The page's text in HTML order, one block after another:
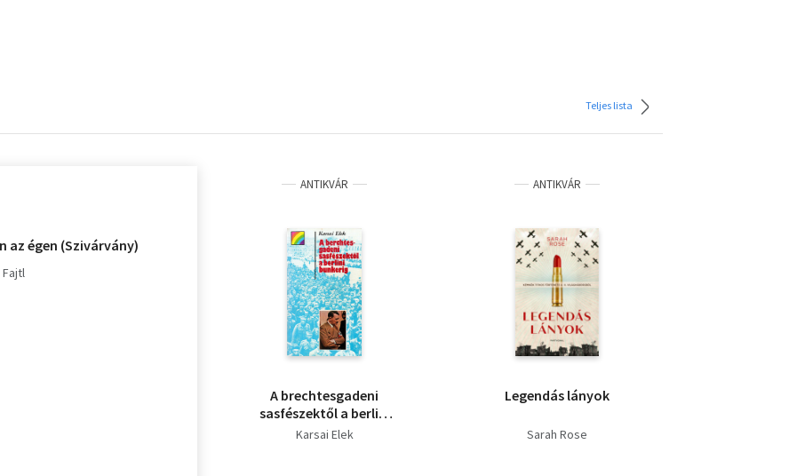
Teljes lista
az égen (Szivárvány)
ANTIKVÁR
A brechtesgadeni
sasfészektől a berlini
bunkerig
Karsai Elek
ANTIKVÁR
Legendás lányok
Sarah Rose